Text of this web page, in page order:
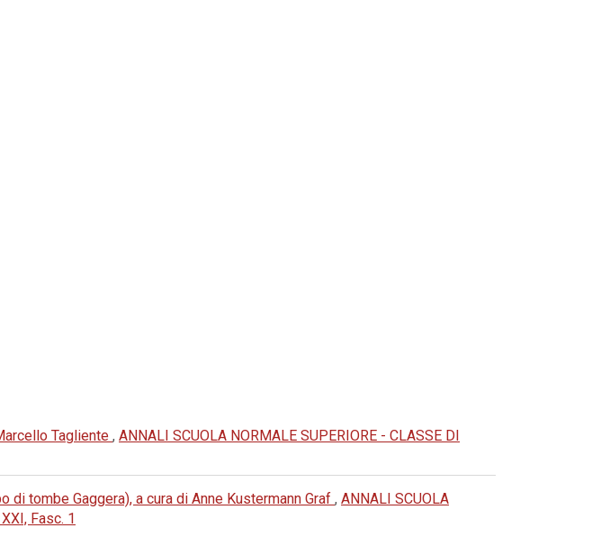
Tagliente , ANNALI SCUOLA NORMALE SUPERIORE - CLASSE DI
tombe Gaggera), a cura di Anne Kustermann Graf , ANNALI SCUOLA
Fasc. 1